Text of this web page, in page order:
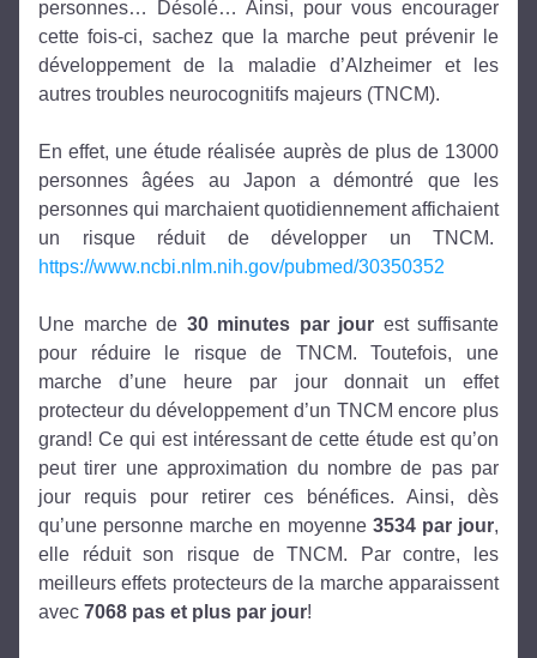
personnes… Désolé… Ainsi, pour vous encourager
cette fois-ci, sachez que la marche peut prévenir le
développement de la maladie d’Alzheimer et les
autres troubles neurocognitifs majeurs (TNCM).
En effet, une étude réalisée auprès de plus de 13000
personnes âgées au Japon a démontré que les
personnes qui marchaient quotidiennement affichaient
https://www.ncbi.nlm.nih.gov/pubmed/30350352
Une marche de 30 minutes par jour est suffisante
pour réduire le risque de TNCM. Toutefois, une
marche d’une heure par jour donnait un effet
protecteur du développement d’un TNCM encore plus
grand! Ce qui est intéressant de cette étude est qu’on
peut tirer une approximation du nombre de pas par
jour requis pour retirer ces bénéfices. Ainsi, dès
qu’une personne marche en moyenne 3534 par jour,
elle réduit son risque de TNCM. Par contre, les
meilleurs effets protecteurs de la marche apparaissent
avec 7068 pas et plus par jour!